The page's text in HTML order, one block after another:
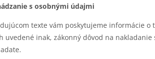
s osobnými údajmi
texte vám poskytujeme informácie
uvedené inak, zákonný dôvod na